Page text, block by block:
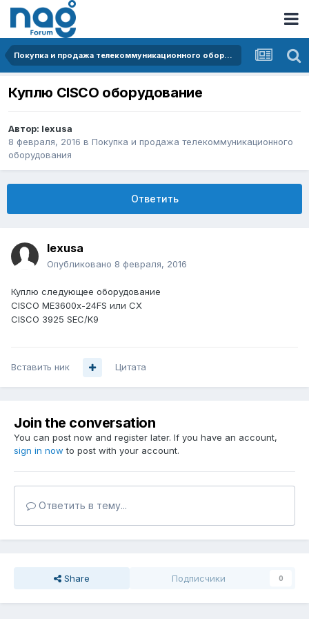
Покупка и продажа телекоммуникационного оборудования
Куплю CISCO оборудование
Автор: lexusa
8 февраля, 2016 в Покупка и продажа телекоммуникационного
оборудования
Ответить
lexusa
Опубликовано 8 февраля, 2016
Куплю следующее оборудование
CISCO ME3600x-24FS или CX
CISCO 3925 SEC/K9
Вставить ник Цитата
Join the conversation
You can post now and register later. If you have an account,
sign in now to post with your account.
Ответить в тему...
Share Подписчики 0